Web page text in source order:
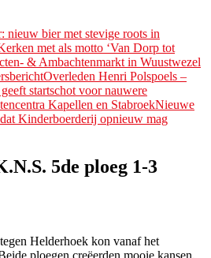
bier met stevige roots in
met als motto ‘Van Dorp tot
& Ambachtenmarkt in Wuustwezel
Overleden Henri Polspoels –
startschot voor nauwere
Kapellen en StabroekNieuwe
Kinderboerderij opnieuw mag
5de ploeg 1-3
Helderhoek kon vanaf het
ploegen creëerden mooie kansen,